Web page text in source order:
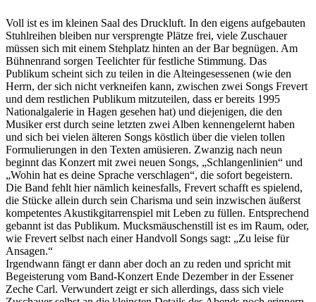
Voll ist es im kleinen Saal des Druckluft. In den eigens aufgebauten
Stuhlreihen bleiben nur versprengte Plätze frei, viele Zuschauer
müssen sich mit einem Stehplatz hinten an der Bar begnügen. Am
Bühnenrand sorgen Teelichter für festliche Stimmung. Das
Publikum scheint sich zu teilen in die Alteingesessenen (wie den
Herrn, der sich nicht verkneifen kann, zwischen zwei Songs Frevert
und dem restlichen Publikum mitzuteilen, dass er bereits 1995
Nationalgalerie in Hagen gesehen hat) und diejenigen, die den
Musiker erst durch seine letzten zwei Alben kennengelernt haben
und sich bei vielen älteren Songs köstlich über die vielen tollen
Formulierungen in den Texten amüsieren. Zwanzig nach neun
beginnt das Konzert mit zwei neuen Songs, „Schlangenlinien“ und
„Wohin hat es deine Sprache verschlagen“, die sofort begeistern.
Die Band fehlt hier nämlich keinesfalls, Frevert schafft es spielend,
die Stücke allein durch sein Charisma und sein inzwischen äußerst
kompetentes Akustikgitarrenspiel mit Leben zu füllen. Entsprechend
gebannt ist das Publikum. Mucksmäuschenstill ist es im Raum, oder,
wie Frevert selbst nach einer Handvoll Songs sagt: „Zu leise für
Ansagen.“
Irgendwann fängt er dann aber doch an zu reden und spricht mit
Begeisterung vom Band-Konzert Ende Dezember in der Essener
Zeche Carl. Verwundert zeigt er sich allerdings, dass sich viele